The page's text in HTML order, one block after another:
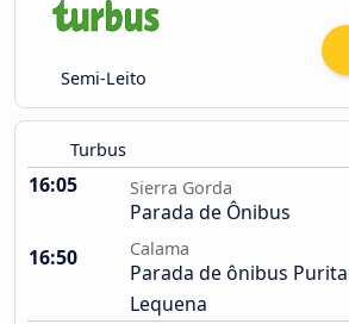
Semi-Leito
Turbus
16:05 Sierra Gorda
Parada de Ônibus
16:50
Calama
Parada de ônibus
Lequena